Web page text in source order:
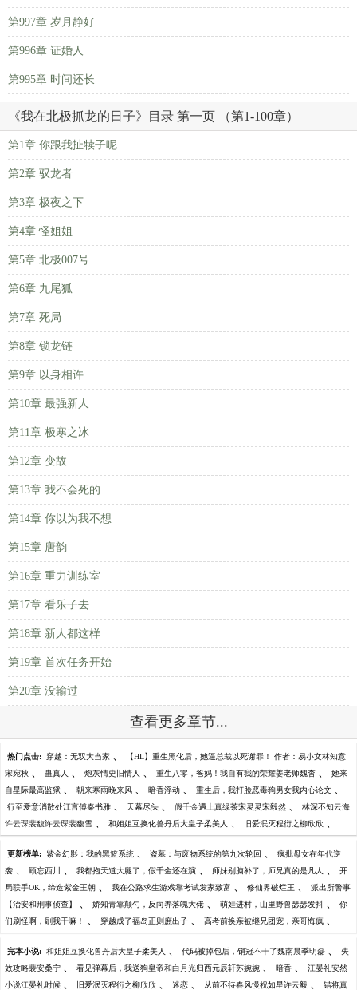
第997章 岁月静好
第996章 证婚人
第995章 时间还长
《我在北极抓龙的日子》目录 第一页 （第1-100章）
第1章 你跟我扯犊子呢
第2章 驭龙者
第3章 极夜之下
第4章 怪姐姐
第5章 北极007号
第6章 九尾狐
第7章 死局
第8章 锁龙链
第9章 以身相许
第10章 最强新人
第11章 极寒之冰
第12章 变故
第13章 我不会死的
第14章 你以为我不想
第15章 唐韵
第16章 重力训练室
第17章 看乐子去
第18章 新人都这样
第19章 首次任务开始
第20章 没输过
查看更多章节...
热门点击: 穿越：无双大当家 、 【HL】重生黑化后，她逼总裁以死谢罪！ 作者：易小文林知意
宋宛秋 、 蛊真人 、 炮灰情史旧情人 、 重生八零，爸妈！我自有我的荣耀姜老师魏杳 、 她来
自星际最高监狱 、 朝来寒雨晚来风 、 暗香浮动 、 重生后，我打脸恶毒狗男女我内心论文 、
行至爱意消散处江言傅秦书雅 、 天幕尽头 、 假千金遇上真绿茶宋灵灵宋毅然 、 林深不知云海
许云琛裴馥许云琛裴馥雪 、 和姐姐互换化兽丹后大皇子柔美人 、 旧爱泯灭程衍之柳欣欣 、
更新榜单: 紫金幻影：我的黑篮系统 、 盗墓：与废物系统的第九次轮回 、 疯批母女在年代逆
袭 、 顾忘西川 、 我都抱天道大腿了，假千金还在演 、 师妹别脑补了，师兄真的是凡人 、 开
局联手OK，缔造紫金王朝 、 我在公路求生游戏靠考试发家致富 、 修仙界破烂王 、 派出所警事
【治安和刑事侦查】 、 娇知青靠颠勺，反向养落魄大佬 、 萌娃进村，山里野兽瑟瑟发抖 、 你
们刷怪啊，刷我干嘛！ 、 穿越成了福岛正则庶出子 、 高考前换亲被继兄团宠，亲哥悔疯 、
完本小说: 和姐姐互换化兽丹后大皇子柔美人 、 代码被掉包后，销冠不干了魏南晨季明磊 、 失
效攻略裴安桑宁 、 看见弹幕后，我送狗皇帝和白月光归西元辰轩苏婉婉 、 暗香 、 江晏礼安然
小说江晏礼时候 、 旧爱泯灭程衍之柳欣欣 、 迷恋 、 从前不待春风慢祝如星许云毅 、 错将真